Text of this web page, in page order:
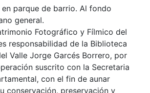
parque de barrio. Al fondo
general.
Fotográfico y Fílmico del
responsabilidad de la Biblioteca
Valle Jorge Garcés Borrero, por
suscrito con la Secretaria
con el fin de aunar
conservación, preservación y